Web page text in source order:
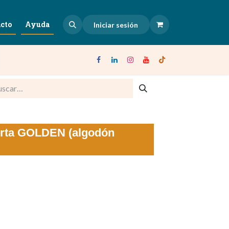
Ayuda Iniciar sesión
GOLDEN (algodón